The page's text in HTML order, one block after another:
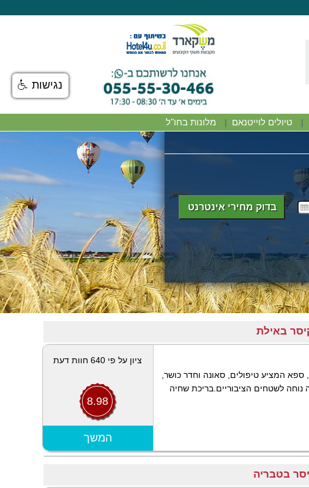
מלונות בחו"ל | טיולים לוייטנאם |
בדוק מחירי אינטרנט
באילת
ציון על פי 640 חוות דעת
8.98
הצג מפה
המשך
המציע טיפולים, סאונה וחדר כושר,
נוחה לשטחים הציבוריים.בריכת שחיה
בטבריה
נגישות